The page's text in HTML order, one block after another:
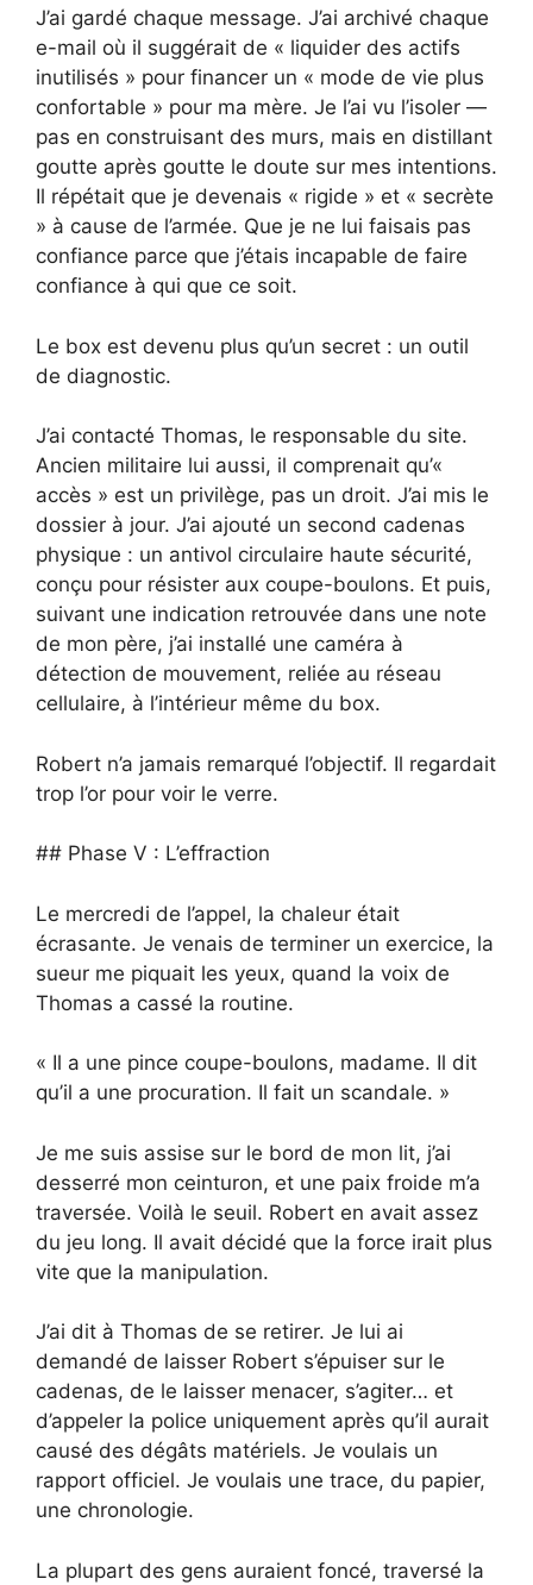
J’ai gardé chaque message. J’ai archivé chaque
e-mail où il suggérait de « liquider des actifs
inutilisés » pour financer un « mode de vie plus
confortable » pour ma mère. Je l’ai vu l’isoler —
pas en construisant des murs, mais en distillant
goutte après goutte le doute sur mes intentions.
Il répétait que je devenais « rigide » et « secrète
» à cause de l’armée. Que je ne lui faisais pas
confiance parce que j’étais incapable de faire
confiance à qui que ce soit.
Le box est devenu plus qu’un secret : un outil
de diagnostic.
J’ai contacté Thomas, le responsable du site.
Ancien militaire lui aussi, il comprenait qu’«
accès » est un privilège, pas un droit. J’ai mis le
dossier à jour. J’ai ajouté un second cadenas
physique : un antivol circulaire haute sécurité,
conçu pour résister aux coupe-boulons. Et puis,
suivant une indication retrouvée dans une note
de mon père, j’ai installé une caméra à
détection de mouvement, reliée au réseau
cellulaire, à l’intérieur même du box.
Robert n’a jamais remarqué l’objectif. Il regardait
trop l’or pour voir le verre.
## Phase V : L’effraction
Le mercredi de l’appel, la chaleur était
écrasante. Je venais de terminer un exercice, la
sueur me piquait les yeux, quand la voix de
Thomas a cassé la routine.
« Il a une pince coupe-boulons, madame. Il dit
qu’il a une procuration. Il fait un scandale. »
Je me suis assise sur le bord de mon lit, j’ai
desserré mon ceinturon, et une paix froide m’a
traversée. Voilà le seuil. Robert en avait assez
du jeu long. Il avait décidé que la force irait plus
vite que la manipulation.
J’ai dit à Thomas de se retirer. Je lui ai
demandé de laisser Robert s’épuiser sur le
cadenas, de le laisser menacer, s’agiter… et
d’appeler la police uniquement après qu’il aurait
causé des dégâts matériels. Je voulais un
rapport officiel. Je voulais une trace, du papier,
une chronologie.
La plupart des gens auraient foncé, traversé la